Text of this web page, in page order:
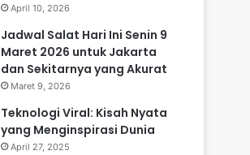
April 10, 2026
Jadwal Salat Hari Ini Senin 9
Maret 2026 untuk Jakarta
dan Sekitarnya yang Akurat
Maret 9, 2026
Teknologi Viral: Kisah Nyata
yang Menginspirasi Dunia
April 27, 2025